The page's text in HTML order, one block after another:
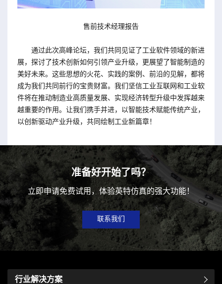
售前技术经理报告
通过此次高峰论坛，我们共同见证了工业软件领域的新进
展，探讨了技术创新如何引领产业升级，更展望了智能制造的
美好未来。这些思想的火花、实践的案例、前沿的见解，都将
成为我们共同前行的宝贵财富。我们坚信工业互联网和工业软
件将在推动制造业高质量发展、实现经济转型升级中发挥越来
越重要的作用。让我们携手并进，以智能技术赋能传统产业，
以创新驱动产业升级，共同绘制工业新篇章！
准备好开始了吗？
立即申请免费试用，体验英特仿真的强大功能！
联系我们
行业解决方案